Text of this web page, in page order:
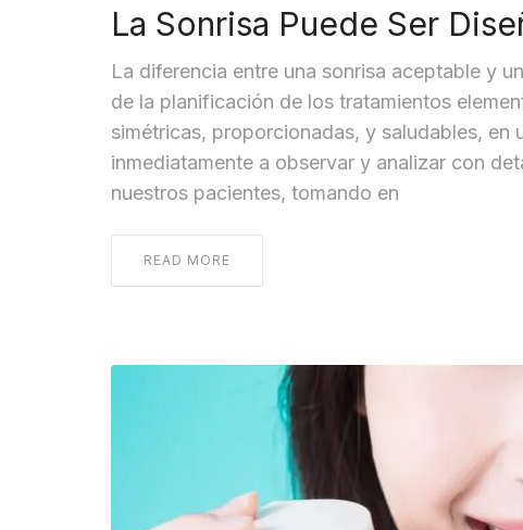
La Sonrisa Puede Ser
La diferencia entre una sonrisa aceptable y
de la planificación de los tratamientos
simétricas, proporcionadas, y saludables, en
inmediatamente a observar y analizar con
nuestros pacientes, tomando en
READ MORE